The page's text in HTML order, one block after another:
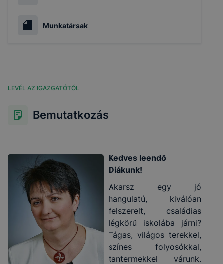
Munkatársak
LEVÉL AZ IGAZGATÓTÓL
Bemutatkozás
Kedves leendő
Diákunk!
Akarsz egy jó
hangulatú, kiválóan
felszerelt, családias
légkörű iskolába járni?
Tágas, világos terekkel,
színes folyosókkal,
tantermekkel várunk.